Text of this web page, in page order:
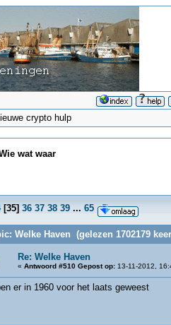
crypto hulp
wat waar
[35] 36 37 38 39 ... 65
Welke Haven (gelezen 1702179
Re: Welke Haven
« Antwoord #510 Gepost op:13-11-2012,
er in 1960 voor het laats geweest